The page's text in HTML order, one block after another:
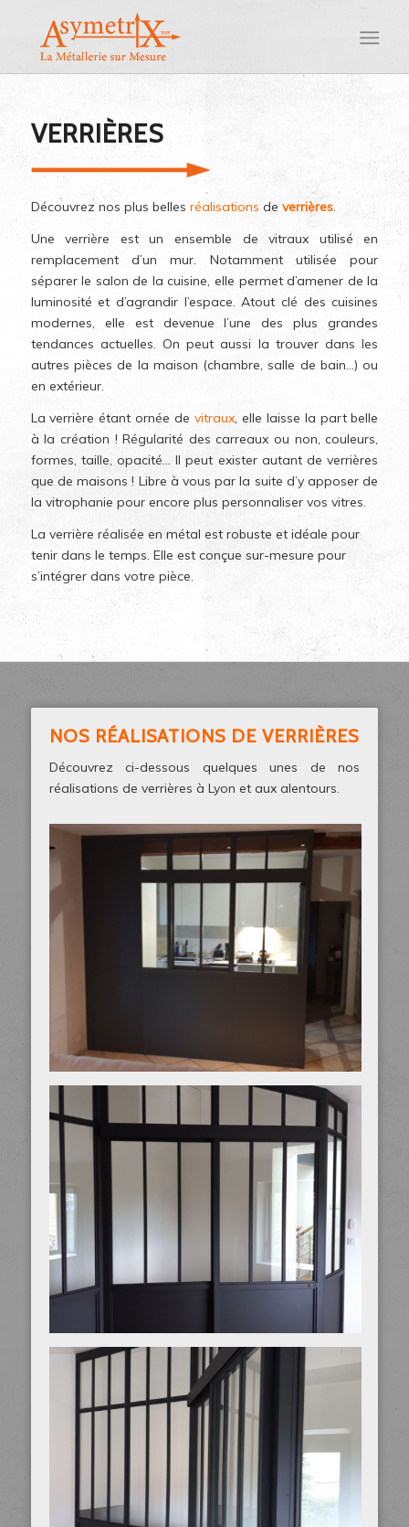
VERRIÈRES
Découvrez nos plus belles réalisationsde verrières.
Une verrière est un ensemble de vitraux utilisé en
remplacement d’un mur. Notamment utilisée pour
séparer le salon de la cuisine, elle permet d’amener de la
luminosité et d’agrandir l’espace. Atout clé des cuisines
modernes, elle est devenue l’une des plus grandes
tendances actuelles. On peut aussi la trouver dans les
autres pièces de la maison (chambre, salle de bain…) ou
en extérieur.
La verrière étant ornée de vitraux, elle laisse la part belle
à la création ! Régularité des carreaux ou non, couleurs,
formes, taille, opacité… Il peut exister autant de verrières
que de maisons ! Libre à vous par la suite d’y apposer de
la vitrophanie pour encore plus personnaliser vos vitres.
La verrière réalisée en métal est robuste et idéale pour
tenir dans le temps. Elle est conçue sur-mesure pour
s’intégrer dans votre pièce.
NOS RÉALISATIONS DE VERRIÈRES
Découvrez ci-dessous quelques unes de nos
réalisations de verrières à Lyon et aux alentours.